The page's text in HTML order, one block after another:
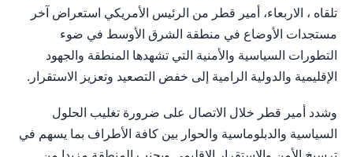
تلقاه ، الاربعاء، أمير قطر من الرئيس الأمريكي استعراض آخر
مستجدات الأوضاع في منطقة الشرق الأوسط في ضوء
التطورات السياسية والأمنية التي تشهدها المنطقة والجهود
الإقليمية والدولية الرامية إلى خفض التصعيد وتعزيز الاستقرار.
وشدد أمير قطر خلال الاتصال على ضرورة تغليب الحلول
السياسية والدبلوماسية والحوار بين كافة الأطراف بما يسهم في